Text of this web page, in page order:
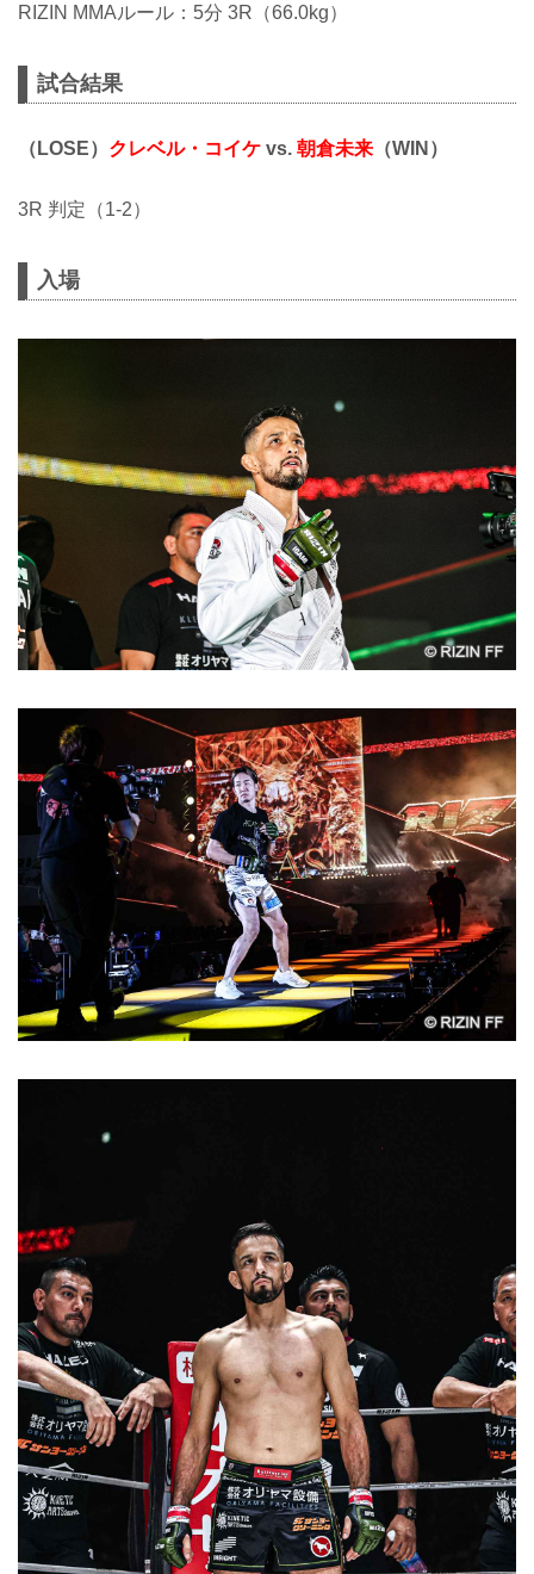
RIZIN MMAルール：5分 3R（66.0kg）
試合結果
（LOSE） クレベル・コイケ vs. 朝倉未来 （WIN）
3R 判定（1-2）
入場